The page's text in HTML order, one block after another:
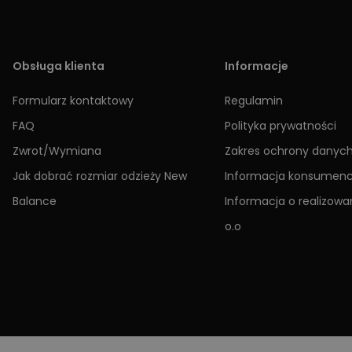
Obsługa klienta
Formularz kontaktowy
FAQ
Zwrot/Wymiana
Jak dobrać rozmiar odzieży New
Balance
Informacje
Regulamin
Polityka prywatności
Zakres ochrony
Informacja
Informacja o
o.o